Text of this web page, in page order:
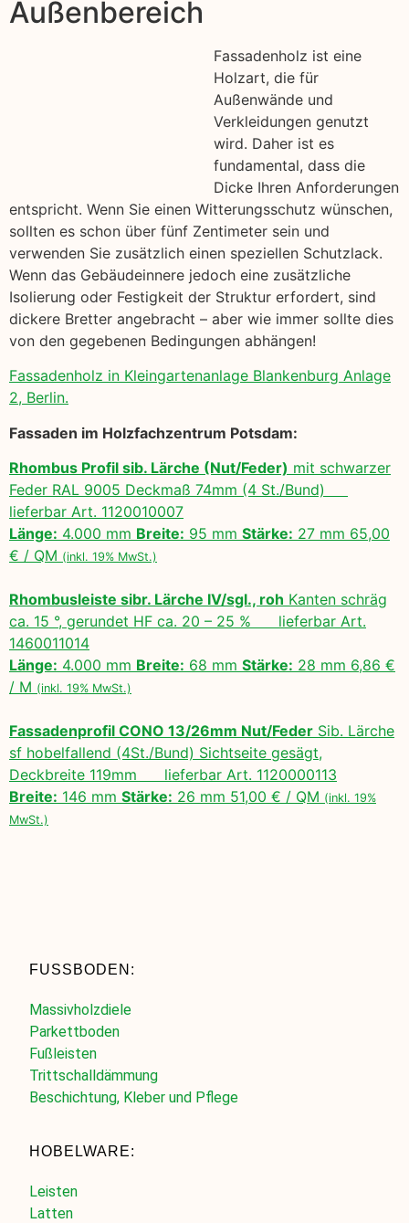
Außenbereich
Fassadenholz ist eine
Holzart, die für
Außenwände und
Verkleidungen genutzt
wird. Daher ist es
fundamental, dass die
Dicke Ihren Anforderungen
entspricht. Wenn Sie einen Witterungsschutz wünschen,
sollten es schon über fünf Zentimeter sein und
verwenden Sie zusätzlich einen speziellen Schutzlack.
Wenn das Gebäudeinnere jedoch eine zusätzliche
Isolierung oder Festigkeit der Struktur erfordert, sind
dickere Bretter angebracht – aber wie immer sollte dies
von den gegebenen Bedingungen abhängen!
Fassadenholz in Kleingartenanlage Blankenburg Anlage
2, Berlin.
Fassaden im Holzfachzentrum Potsdam:
Rhombus Profil sib. Lärche (Nut/Feder) mit schwarzer
Feder RAL 9005 Deckmaß 74mm (4 St./Bund)
lieferbar Art. 1120010007
Länge: 4.000 mm Breite: 95 mm Stärke: 27 mm 65,00
€ / QM (inkl. 19% MwSt.)
Rhombusleiste sibr. Lärche IV/sgl., roh Kanten schräg
ca. 15 °, gerundet HF ca. 20 – 25 % lieferbar Art.
1460011014
Länge: 4.000 mm Breite: 68 mm Stärke: 28 mm 6,86 €
/ M (inkl. 19% MwSt.)
Fassadenprofil CONO 13/26mm Nut/Feder Sib. Lärche
sf hobelfallend (4St./Bund) Sichtseite gesägt,
Deckbreite 119mm lieferbar Art. 1120000113
Breite: 146 mm Stärke: 26 mm 51,00 € / QM (inkl. 19%
MwSt.)
FUSSBODEN:
Massivholzdiele
Parkettboden
Fußleisten
Trittschalldämmung
Beschichtung, Kleber und Pflege
HOBELWARE:
Leisten
Latten